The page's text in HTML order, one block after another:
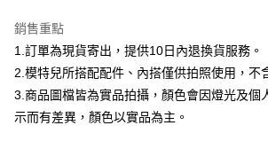
聯邦商業銀行
元大商業銀行
永豐商業銀
台新國際商業銀行
中國信託
台灣樂天信用卡公司
悠遊付
Google Pay
全盈+PAY
銷售重點
1.訂單為現貨寄出，提供10日內退換貨服務。
2.模特兒所搭配配件、內搭僅供拍照使用，不
3.商品圖檔皆為實品拍攝，顏色會因燈光及個
示而有差異，顏色以實品為主。